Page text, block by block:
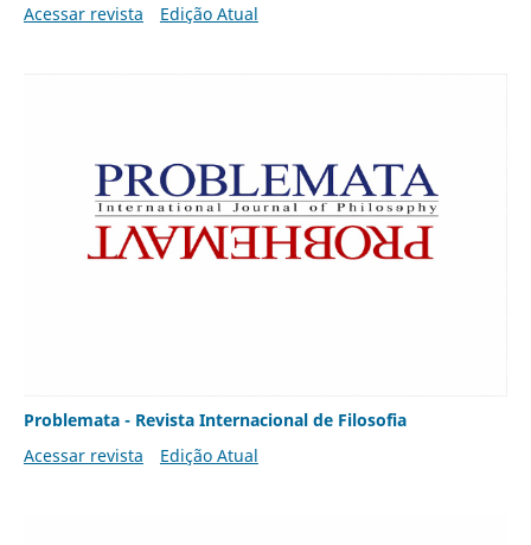
Acessar revista
Edição Atual
Problemata - Revista Internacional de Filosofia
Acessar revista
Edição Atual